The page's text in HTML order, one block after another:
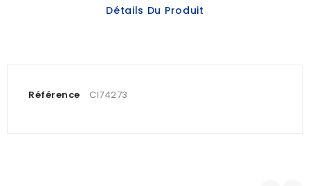
Détails Du Produit
Référence CI74273